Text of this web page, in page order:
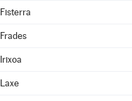
Fisterra
Frades
Irixoa
Laxe